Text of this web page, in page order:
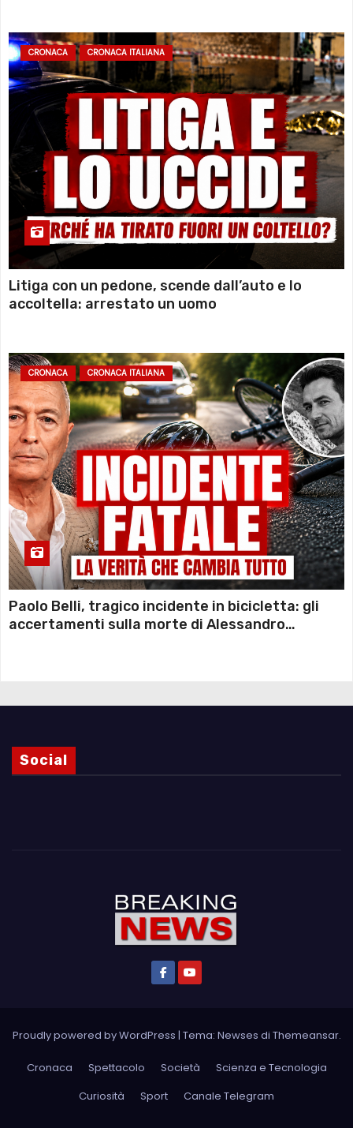
CRONACA CRONACA ITALIANA
Litiga con un pedone, scende dall’auto e lo
accoltella: arrestato un uomo
CRONACA CRONACA ITALIANA
Paolo Belli, tragico incidente in bicicletta: gli
accertamenti sulla morte di Alessandro
Social
Proudly powered by WordPress | Tema: Newses di Themeansar.
Cronaca Spettacolo Società
Scienza e Tecnologia
Curiosità
Sport Canale Telegram